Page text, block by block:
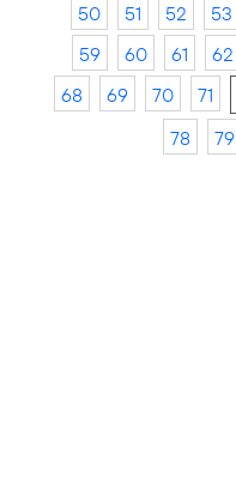
50
51 52 53
59
60 61 62
68
69 70 71
78
79